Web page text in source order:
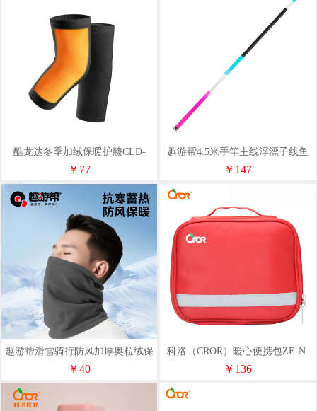
酷龙达冬季加绒保暖护膝CLD-
HXX01
￥77
趣游帮4.5米手竿主线浮漂子线鱼
竿包（5合1套装）B028
￥147
趣游帮滑雪骑行防风加厚奥粒绒保
暖围脖(S-3312)
￥40
科洛（CROR）暖心便携包ZE-N-
008B
￥136